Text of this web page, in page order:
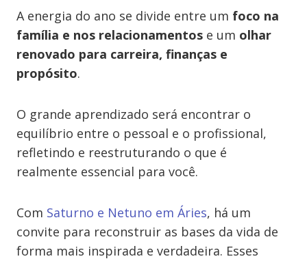
A energia do ano se divide entre um foco na
família e nos relacionamentos e um olhar
renovado para carreira, finanças e
propósito.
O grande aprendizado será encontrar o
equilíbrio entre o pessoal e o profissional,
refletindo e reestruturando o que é
realmente essencial para você.
Com Saturno e Netuno em Áries, há um
convite para reconstruir as bases da vida de
forma mais inspirada e verdadeira. Esses